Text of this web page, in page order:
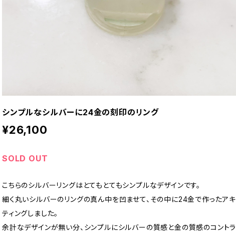
シンプルなシルバーに24金の刻印のリング
¥26,100
SOLD OUT
こちらのシルバーリングはとてもとてもシンプルなデザインです。
細く丸いシルバーのリングの真ん中を凹ませて、その中に24金で作ったア
ティングしました。
余計なデザインが無い分、シンプルにシルバーの質感と金の質感のコントラ